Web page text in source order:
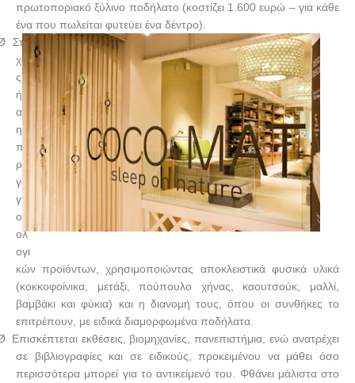
πρωτοποριακό ξύλινο ποδήλατο (κοστίζει 1.600 ευρώ – για κάθε
ένα που πωλείται φυτεύει ένα δέντρο).
Στό
χο
ς
ήτ
αν
η
πα
ρα
γω
γή
οικ
ολ
ογι
κών προϊόντων, χρησιμοποιώντας αποκλειστικά φυσικά υλικά
(κοκκοφοίνικα, μετάξι, πούπουλο χήνας, καουτσούκ, μαλλί,
βαμβάκι και φύκια) και η διανομή τους, όπου οι συνθήκες το
επιτρέπουν, με ειδικά διαμορφωμένα ποδήλατα.
Επισκέπτεται εκθέσεις, βιομηχανίες, πανεπιστήμια, ενώ ανατρέχει
σε βιβλιογραφίες και σε ειδικούς, προκειμένου να μάθει όσο
περισσότερα μπορεί για το αντικείμενό του. Φθάνει μάλιστα στο